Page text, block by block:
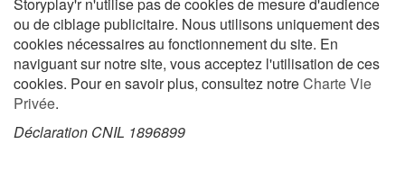
Contes d'ici et d'ailleurs
Autour de la lecture
Apprendre à lire
Livre audio
Storyplay'r n'utilise pas de cookies de mesure d'audience
ou de ciblage publicitaire. Nous utilisons uniquement des
cookies nécessaires au fonctionnement du site. En
naviguant sur notre site, vous acceptez l'utilisation de ces
cookies. Pour en savoir plus, consultez notreCharte Vie
Privée.
Déclaration CNIL 1896899